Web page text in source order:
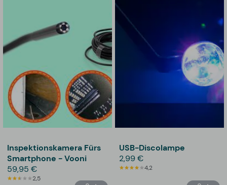
Inspektionskamera Fürs
Smartphone - Vooni
59,95 €
2,5
USB-Discolampe
2,99 €
4,2